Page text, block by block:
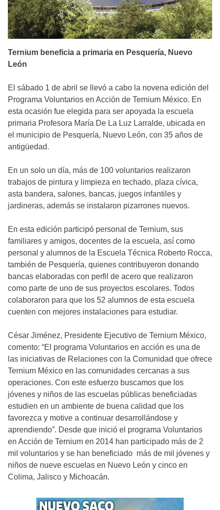
Ternium beneficia a primaria en Pesquería, Nuevo
León
El sábado 1 de abril se llevó a cabo la novena edición del
Programa Voluntarios en Acción de Ternium México. En
esta ocasión fue elegida para ser apoyada la escuela
primaria Profesora María De La Luz Larralde, ubicada en
el municipio de Pesquería, Nuevo León, con 35 años de
antigüedad.
En un solo un día, más de 100 voluntarios realizaron
trabajos de pintura y limpieza en techado, plaza cívica,
asta bandera, salones, bancas, juegos infantiles y
jardineras, además se instalaron pizarrones nuevos.
En esta edición participó personal de Ternium, sus
familiares y amigos, docentes de la escuela, así como
personal y alumnos de la Escuela Técnica Roberto Rocca,
también de Pesquería, quienes contribuyeron donando
bancas elaboradas con perfil de acero que realizaron
como parte de uno de sus proyectos escolares. Todos
colaboraron para que los 52 alumnos de esta escuela
cuenten con mejores instalaciones para estudiar.
César Jiménez, Presidente Ejecutivo de Ternium México,
comento: “El programa Voluntarios en acción es una de
las iniciativas de Relaciones con la Comunidad que ofrece
Ternium México en las comunidades cercanas a sus
operaciones. Con este esfuerzo buscamos que los
jóvenes y niños de las escuelas públicas beneficiadas
estudien en un ambiente de buena calidad que los
favorezca y motive a continuar desarrollándose y
aprendiendo”. Desde que inició el programa Voluntarios
en Acción de Ternium en 2014 han participado más de 2
mil voluntarios y se han beneficiado más de mil jóvenes y
niños de nueve escuelas en Nuevo León y cinco en
Colima, Jalisco y Michoacán.